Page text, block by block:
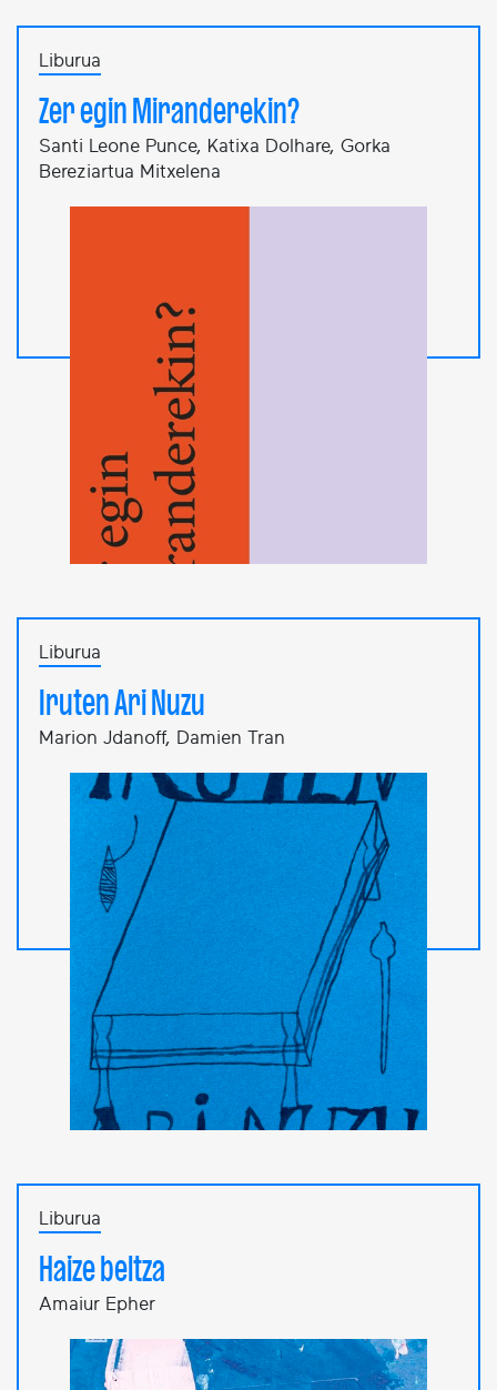
Liburua
Zer egin Miranderekin?
Santi Leone Punce, Katixa Dolhare, Gorka
Bereziartua Mitxelena
Liburua
Iruten Ari Nuzu
Marion Jdanoff, Damien Tran
Liburua
Haize beltza
Amaiur Epher